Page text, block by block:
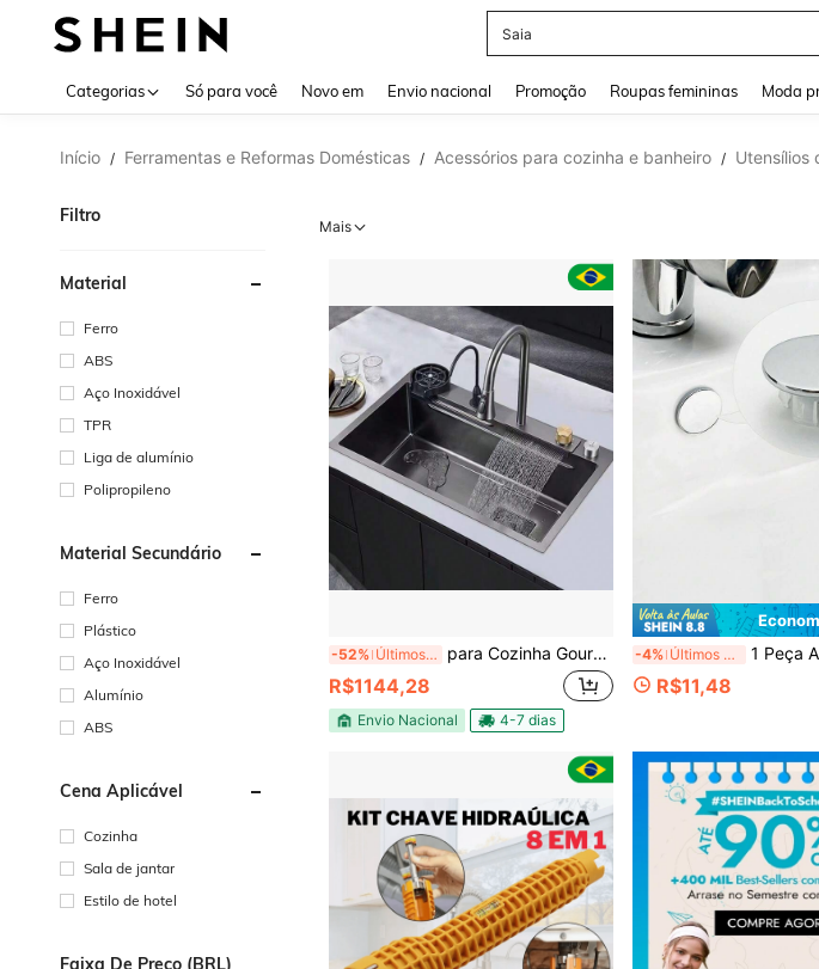
Calça Jeans Feminina
Categorias Só para você Novo em Envio nacional Promoção Roupas femininas Moda
Início / Ferramentas e Reformas Domésticas / Acessórios para cozinha e banheiro / Utensílios
Filtro
Material
Ferro
ABS
Aço Inoxidável
TPR
Liga de alumínio
Polipropileno
Material Secundário
Ferro
Plástico
Aço Inoxidável
Alumínio
ABS
Cena Aplicável
Cozinha
Sala de jantar
Estilo de hotel
Faixa De Preço (BRL)
Mais
-52% Últimos 3 dias para Cozinha Gourmet de Inox 304 (68x45 cm) com Torneira Cascata Inteligente e Acessórios
R$1144,28
Envio Nacional 4-7 dias
-4% Últimos 35 mins 1 Peça Anel de Transbordamento de Pia, Tampa Decorada com Elegância,
R$11,48